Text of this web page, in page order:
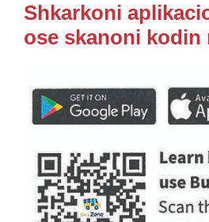
Shkarkoni
ose skanoni kodin